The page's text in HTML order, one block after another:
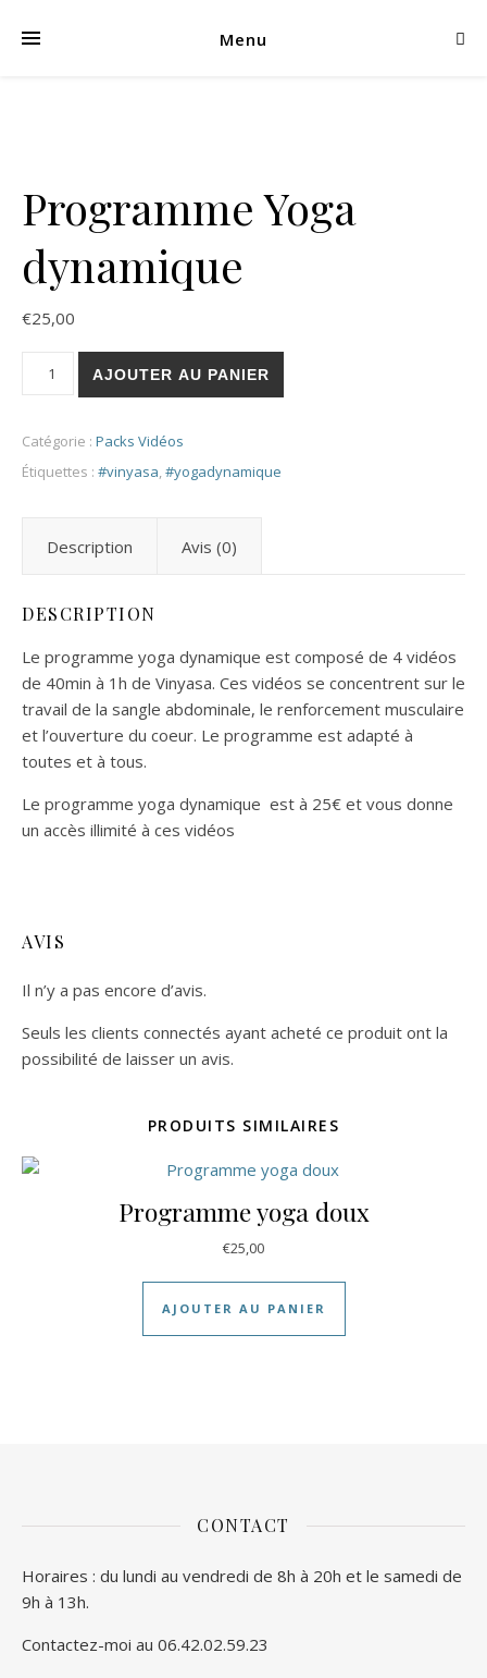
Menu
Programme Yoga
dynamique
€25,00
quantité de Programme Yoga dynamique
AJOUTER AU PANIER
Catégorie : Packs Vidéos
Étiquettes : #vinyasa,#yogadynamique
Description Avis (0)
DESCRIPTION
Le programme yoga dynamique est composé de 4 vidéos
de 40min à 1h de Vinyasa. Ces vidéos se concentrent sur le
travail de la sangle abdominale, le renforcement musculaire
et l’ouverture du coeur. Le programme est adapté à
toutes et à tous.
Le programme yoga dynamique est à 25€ et vous donne
un accès illimité à ces vidéos
AVIS
Il n’y a pas encore d’avis.
Seuls les clients connectés ayant acheté ce produit ont la
possibilité de laisser un avis.
PRODUITS SIMILAIRES
Programme yoga doux
€25,00
AJOUTER AU PANIER
CONTACT
Horaires : du lundi au vendredi de 8h à 20h et le samedi de
9h à 13h.
Contactez-moi au 06.42.02.59.23